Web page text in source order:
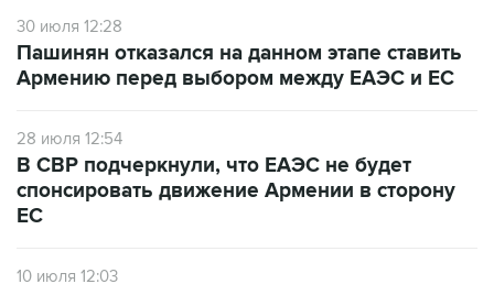
30 июля 12:28
Пашинян отказался на данном этапе ставить
Армению перед выбором между ЕАЭС и ЕС
28 июля 12:54
В СВР подчеркнули, что ЕАЭС не будет
спонсировать движение Армении в сторону
ЕС
10 июля 12:03